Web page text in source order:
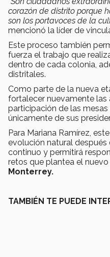
corazón de distrito porque
son los portavoces de la
mencionó la líder de
Este proceso también
fuerza el trabajo que
dentro de cada colonia,
distritales.
Como parte de la nueva
fortalecer nuevamente las
participación de las
únicamente de sus
Para Mariana Ramírez,
evolución natural después
continuo y permitirá
retos que plantea el nuevo
Monterrey.
TAMBIÉN TE PUEDE